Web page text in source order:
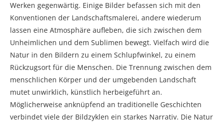
Werken gegenwärtig. Einige Bilder befassen sich mit den
Konventionen der Landschaftsmalerei, andere wiederum
lassen eine Atmosphäre aufleben, die sich zwischen dem
Unheimlichen und dem Sublimen bewegt. Vielfach wird die
Natur in den Bildern zu einem Schlupfwinkel, zu einem
Rückzugsort für die Menschen. Die Trennung zwischen dem
menschlichen Körper und der umgebenden Landschaft
mutet unwirklich, künstlich herbeigeführt an.
Möglicherweise anknüpfend an traditionelle Geschichten
verbindet viele der Bildzyklen ein starkes Narrativ. Die Natur